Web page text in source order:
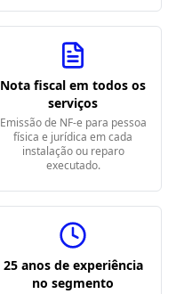
Nota fiscal em todos os
serviços
Emissão de NF-e para pessoa
física e jurídica em cada
instalação ou reparo
executado.
25 anos de experiência
no segmento